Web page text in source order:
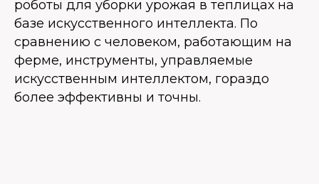
роботы для уборки урожая в теплицах на
базе искусственного интеллекта. По
сравнению с человеком, работающим на
ферме, инструменты, управляемые
искусственным интеллектом, гораздо
более эффективны и точны.